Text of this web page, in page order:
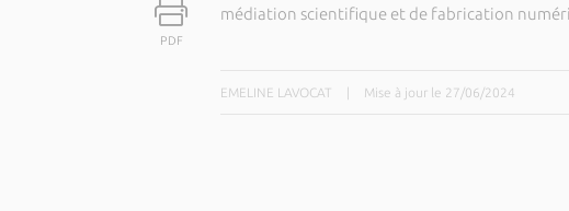
PDF
médiation scientifique et de fabrication
EMELINE LAVOCAT Mise à jour le 27/06/2024